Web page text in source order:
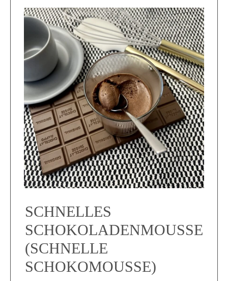
SCHNELLES
SCHOKOLADENMOUSSE
(SCHNELLE
SCHOKOMOUSSE)